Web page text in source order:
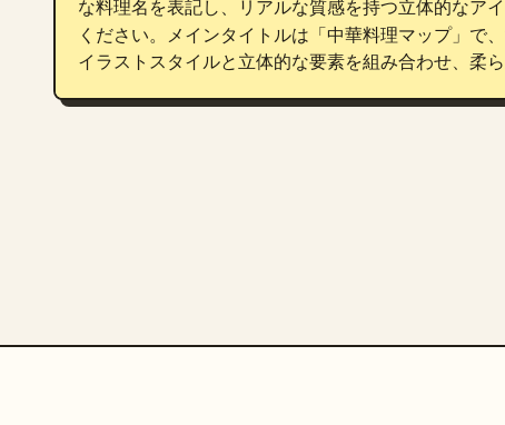
な料理名を表記し、リアルな質感を持つ立体的なアイ
ください。メインタイトルは「中華料理マップ」で
イラストスタイルと立体的な要素を組み合わせ、柔